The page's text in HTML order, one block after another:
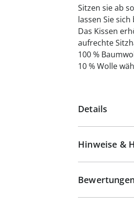
Sitzen sie ab
lassen Sie
Das Kissen
aufrechte
100 %
10 % Wolle
Details
Hinweise &
Bewertungen